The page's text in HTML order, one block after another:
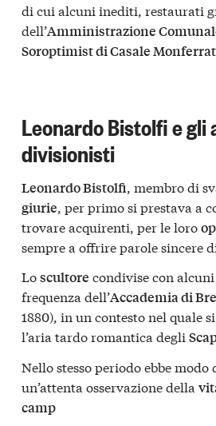
di cui alcuni inediti, restaurati
dell’Amministrazione
Soroptimist di Casale
Leonardo Bistolfi e gli
divisionisti
Leonardo Bistolfi, membro di
giurie, per primo si prestava a
trovare acquirenti, per le loro
sempre a offrire parole sincere
Loscultore condivise con alcuni
frequenza dell’Accademia di
1880), in un contesto nel quale
l’aria tardo romantica degli
Nello stesso periodo ebbe
un’attenta osservazione della
camp